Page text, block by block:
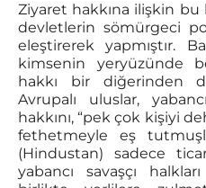
Ziyaret hakkına ilişkin bu
devletlerin sömürgeci
eleştirerek yapmıştır.
kimsenin yeryüzünde
hakkı bir diğerinden
Avrupalı uluslar,
hakkını, “pek çok kişiyi
fethetmeyle eş
(Hindustan) sadece
yabancı savaşçı